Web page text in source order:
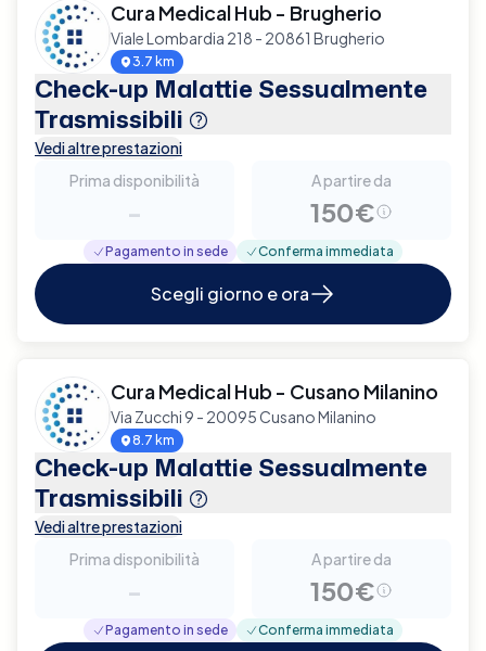
Cura Medical Hub - Brugherio
Viale Lombardia 218 - 20861 Brugherio
3.7 km
Check-up Malattie Sessualmente
Trasmissibili
Vedi altre prestazioni
Prima disponibilità
-
A partire da
150€
Pagamento in sede Conferma immediata
Scegli giorno e ora
Cura Medical Hub - Cusano Milanino
Via Zucchi 9 - 20095 Cusano Milanino
8.7 km
Check-up Malattie Sessualmente
Trasmissibili
Vedi altre prestazioni
Prima disponibilità
-
A partire da
150€
Pagamento in sede Conferma immediata